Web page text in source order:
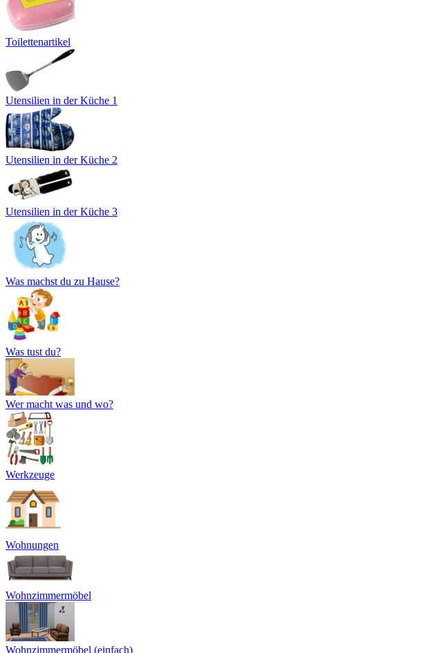
Toilettenartikel
Utensilien in der Küche 1
Utensilien in der Küche 2
Utensilien in der Küche 3
Was machst du zu Hause?
Was tust du?
Wer macht was und wo?
Werkzeuge
Wohnungen
Wohnzimmermöbel
Wohnzimmermöbel (einfach)